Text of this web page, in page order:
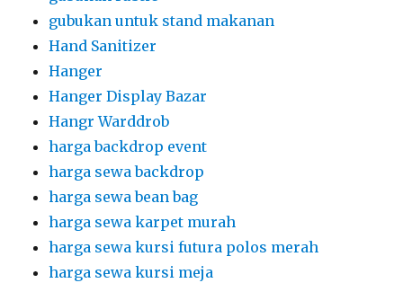
gubukan untuk stand makanan
Hand Sanitizer
Hanger
Hanger Display Bazar
Hangr Warddrob
harga backdrop event
harga sewa backdrop
harga sewa bean bag
harga sewa karpet murah
harga sewa kursi futura polos merah
harga sewa kursi meja